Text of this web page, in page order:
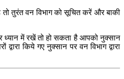
तुरंत वन विभाग को सूचित करें और बाकी
ध्यान में रखें तो हो सकता है आपको नुक्सान
किये गए नुक्सान पर वन विभाग द्वारा